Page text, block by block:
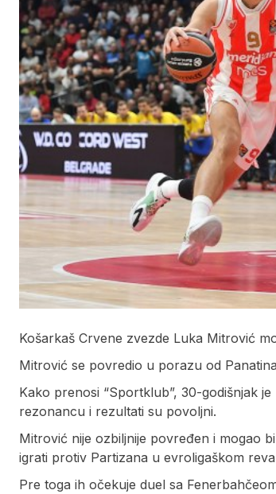
Košarkaš Crvene zvezde Luka Mitrović
Mitrović se povredio u porazu od
Kako prenosi “Sportklub”, 30-godišnjak
rezonancu i rezultati su povoljni.
Mitrović nije ozbiljnije povređen i mogao
igrati protiv Partizana u evroligaškom
Pre toga ih očekuje duel sa